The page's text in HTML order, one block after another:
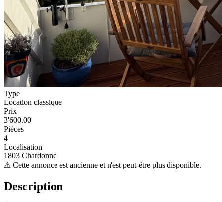
Type
Location classique
Prix
3'600.00
Pièces
4
Localisation
1803 Chardonne
⚠ Cette annonce est ancienne et n'est peut-être plus disponible.
Description